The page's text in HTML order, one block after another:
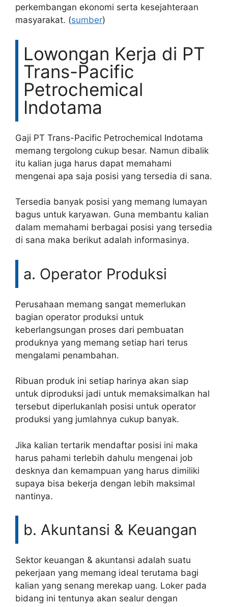
perkembangan ekonomi serta kesejahteraan
masyarakat. (sumber)
Lowongan Kerja di PT
Trans-Pacific
Petrochemical
Indotama
Gaji PT Trans-Pacific Petrochemical Indotama
memang tergolong cukup besar. Namun dibalik
itu kalian juga harus dapat memahami
mengenai apa saja posisi yang tersedia di sana.
Tersedia banyak posisi yang memang lumayan
bagus untuk karyawan. Guna membantu kalian
dalam memahami berbagai posisi yang tersedia
di sana maka berikut adalah informasinya.
a. Operator Produksi
Perusahaan memang sangat memerlukan
bagian operator produksi untuk
keberlangsungan proses dari pembuatan
produknya yang memang setiap hari terus
mengalami penambahan.
Ribuan produk ini setiap harinya akan siap
untuk diproduksi jadi untuk memaksimalkan hal
tersebut diperlukanlah posisi untuk operator
produksi yang jumlahnya cukup banyak.
Jika kalian tertarik mendaftar posisi ini maka
harus pahami terlebih dahulu mengenai job
desknya dan kemampuan yang harus dimiliki
supaya bisa bekerja dengan lebih maksimal
nantinya.
b. Akuntansi & Keuangan
Sektor keuangan & akuntansi adalah suatu
pekerjaan yang memang ideal terutama bagi
kalian yang senang merekap uang. Loker pada
bidang ini tentunya akan sealur dengan